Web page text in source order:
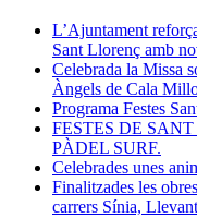
L’Ajuntament
Sant Llorenç amb
Celebrada la Missa
Àngels de Cala
Programa Festes
FESTES DE
PÀDEL SURF.
Celebrades unes
Finalitzades les
carrers Sínia,